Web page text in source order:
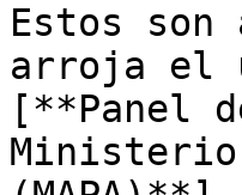
Estos
arroja el
[**Panel